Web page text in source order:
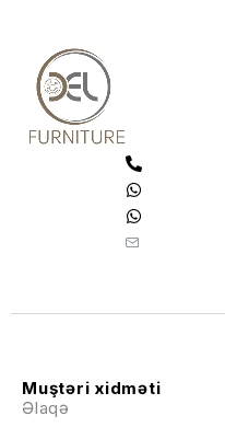
Muştəri xidməti
Əlaqə